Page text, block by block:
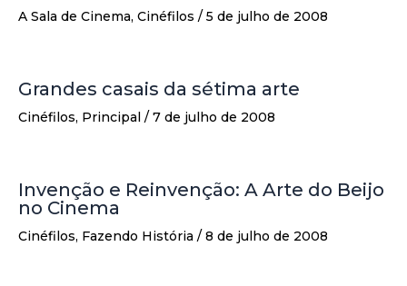
A Sala de Cinema, Cinéfilos / 5 de julho de 2008
Grandes casais da sétima arte
Cinéfilos, Principal / 7 de julho de 2008
Invenção e Reinvenção: A Arte do Beijo
no Cinema
Cinéfilos, Fazendo História / 8 de julho de 2008